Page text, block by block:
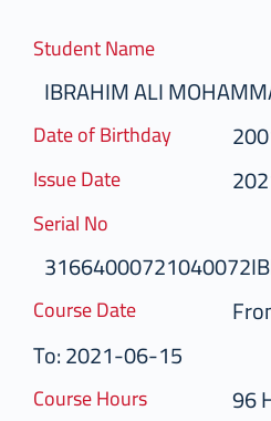
Student Name
IBRAHIM ALI
Date of Birthday
Issue Date
Serial No
Course Date
To: 2021-06-15
Course Hours